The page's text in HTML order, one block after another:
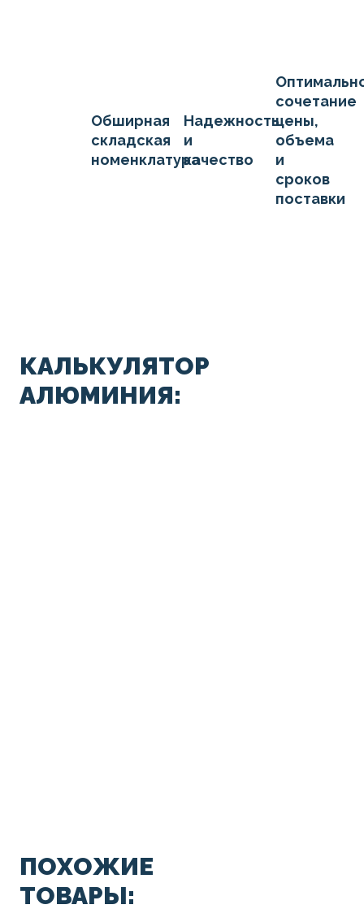
Обширная
складская
номенклатура
Надежность
и
качество
сочетание
цены,
объема
и
сроков
поставки
КАЛЬКУЛЯТОР
АЛЮМИНИЯ:
ПОХОЖИЕ
ТОВАРЫ: